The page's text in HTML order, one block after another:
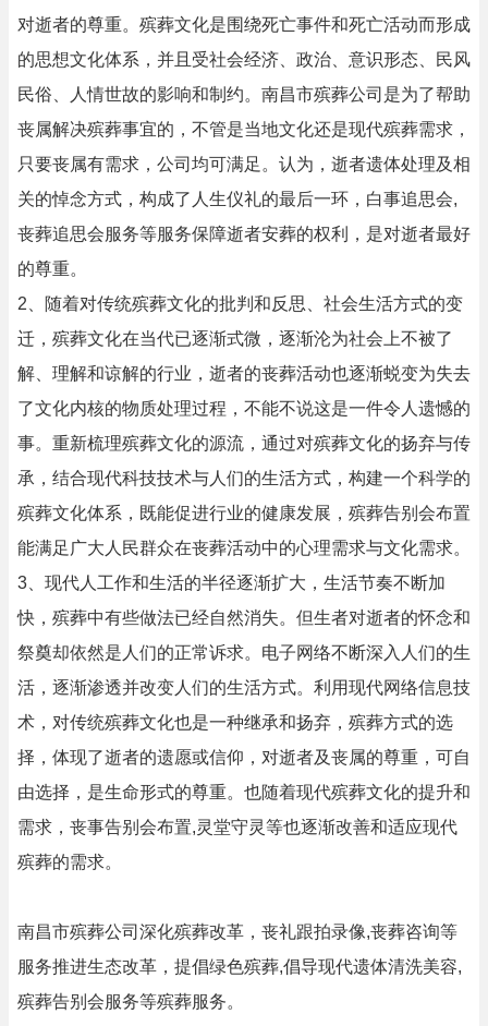
对逝者的尊重。殡葬文化是围绕死亡事件和死亡活动而形成
的思想文化体系，并且受社会经济、政治、意识形态、民风
民俗、人情世故的影响和制约。南昌市殡葬公司是为了帮助
丧属解决殡葬事宜的，不管是当地文化还是现代殡葬需求，
只要丧属有需求，公司均可满足。认为，逝者遗体处理及相
关的悼念方式，构成了人生仪礼的最后一环，白事追思会,
丧葬追思会服务等服务保障逝者安葬的权利，是对逝者最好
的尊重。
2、随着对传统殡葬文化的批判和反思、社会生活方式的变
迁，殡葬文化在当代已逐渐式微，逐渐沦为社会上不被了
解、理解和谅解的行业，逝者的丧葬活动也逐渐蜕变为失去
了文化内核的物质处理过程，不能不说这是一件令人遗憾的
事。重新梳理殡葬文化的源流，通过对殡葬文化的扬弃与传
承，结合现代科技技术与人们的生活方式，构建一个科学的
殡葬文化体系，既能促进行业的健康发展，殡葬告别会布置
能满足广大人民群众在丧葬活动中的心理需求与文化需求。
3、现代人工作和生活的半径逐渐扩大，生活节奏不断加
快，殡葬中有些做法已经自然消失。但生者对逝者的怀念和
祭奠却依然是人们的正常诉求。电子网络不断深入人们的生
活，逐渐渗透并改变人们的生活方式。利用现代网络信息技
术，对传统殡葬文化也是一种继承和扬弃，殡葬方式的选
择，体现了逝者的遗愿或信仰，对逝者及丧属的尊重，可自
由选择，是生命形式的尊重。也随着现代殡葬文化的提升和
需求，丧事告别会布置,灵堂守灵等也逐渐改善和适应现代
殡葬的需求。
南昌市殡葬公司深化殡葬改革，丧礼跟拍录像,丧葬咨询等
服务推进生态改革，提倡绿色殡葬,倡导现代遗体清洗美容,
殡葬告别会服务等殡葬服务。